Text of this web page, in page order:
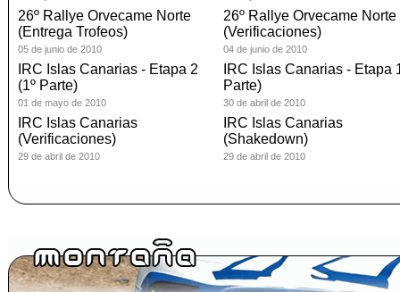
26º Rallye Orvecame Norte
(Entrega Trofeos)
05 de junio de 2010
26º Rallye Orvecame Norte
(Verificaciones)
04 de junio de 2010
IRC Islas Canarias - Etapa 2
(1º Parte)
01 de mayo de 2010
IRC Islas Canarias - Etapa
Parte)
30 de abril de 2010
IRC Islas Canarias
(Verificaciones)
29 de abril de 2010
IRC Islas Canarias
(Shakedown)
29 de abril de 2010